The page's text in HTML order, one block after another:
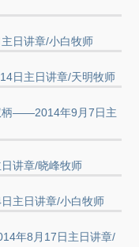
日讲章/小白牧师
日主日讲章/天明牧师
柄——2014年9月7日主
讲章/晓峰牧师
主日讲章/小白牧师
年8月17日主日讲章/